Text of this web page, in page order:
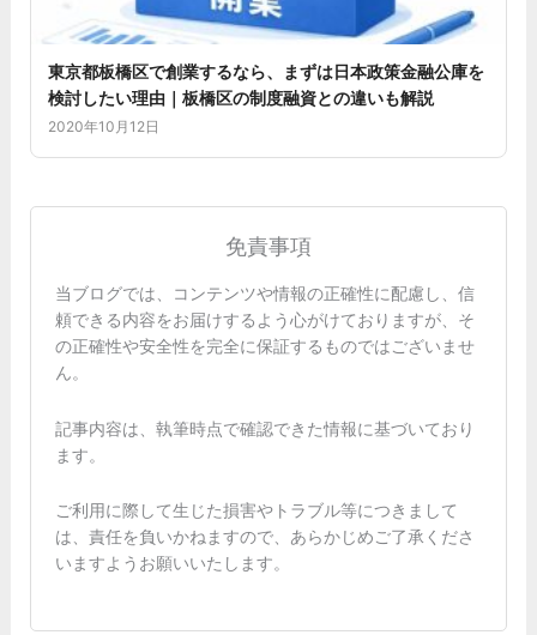
東京都板橋区で創業するなら、まずは日本政策金融公庫を
検討したい理由｜板橋区の制度融資との違いも解説
2020年10月12日
免責事項
当ブログでは、コンテンツや情報の正確性に配慮し、信
頼できる内容をお届けするよう心がけておりますが、そ
の正確性や安全性を完全に保証するものではございませ
ん。
記事内容は、執筆時点で確認できた情報に基づいており
ます。
ご利用に際して生じた損害やトラブル等につきまして
は、責任を負いかねますので、あらかじめご了承くださ
いますようお願いいたします。